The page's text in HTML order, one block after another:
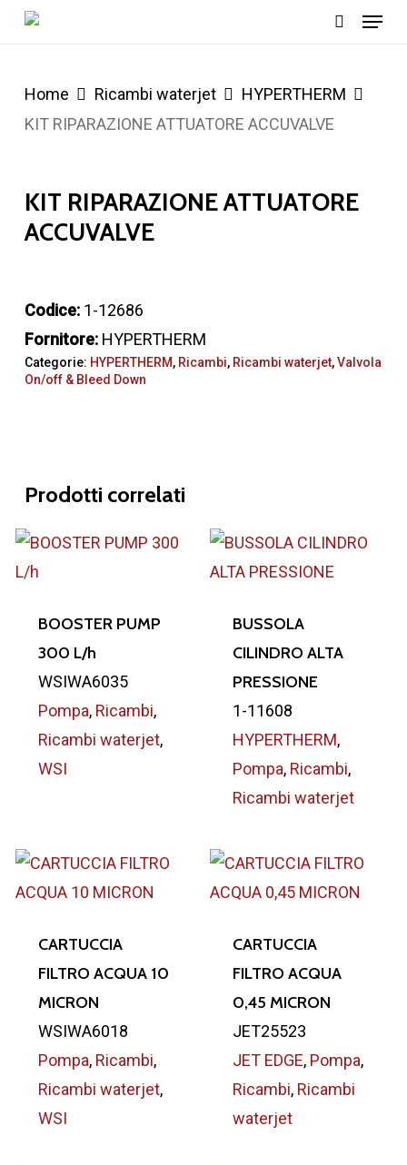
Skip
content
Menu
Home Ricambi waterjet
HYPERTHERM
KIT RIPARAZIONE ATTUATORE ACCUVALVE
KIT RIPARAZIONE ATTUATORE
ACCUVALVE
Codice:1-12686
Fornitore:HYPERTHERM
Categorie: HYPERTHERM, Ricambi, Ricambi waterjet,Valvola
On/off & Bleed Down
Prodotti correlati
BOOSTER PUMP
300 L/h
WSIWA6035
Pompa, Ricambi,
Ricambi waterjet,
WSI
BUSSOLA
CILINDRO ALTA
PRESSIONE
1-11608
HYPERTHERM,
Pompa, Ricambi,
Ricambi waterjet
CARTUCCIA
FILTRO ACQUA 10
MICRON
WSIWA6018
Pompa, Ricambi,
Ricambi waterjet,
WSI
CARTUCCIA
FILTRO ACQUA
0,45 MICRON
JET25523
JET EDGE, Pompa,
Ricambi, Ricambi
waterjet